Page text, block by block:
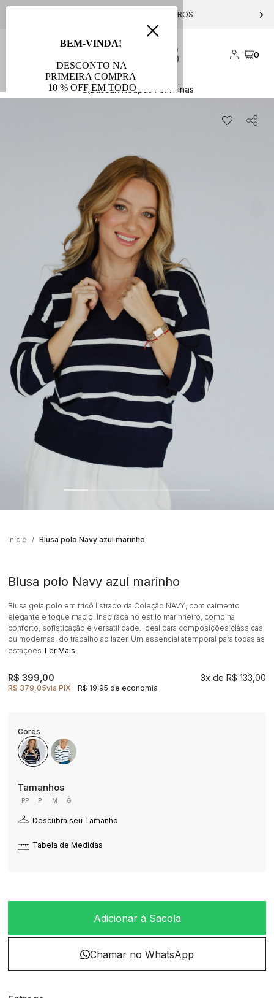
PARCELE EM ATÉ 10X S/ JUROS
0
Início Blusa polo Navy azul marinho
Blusa polo Navy azul marinho
Blusa gola polo em tricô listrado da Coleção NAVY, com caimento
elegante e toque macio. Inspirada no estilo marinheiro, combina
conforto, sofisticação e versatilidade. Ideal para composições clássicas
ou modernas, do trabalho ao lazer. Um essencial atemporal para todas as
estações.Ler Mais
R$ 379,05via PIX R$ 19,95 de economia
R$ 399,00 3x R$ 133,00
PP P M G
Descubra seu Tamanho
Tabela de Medidas
Adicionar à Sacola